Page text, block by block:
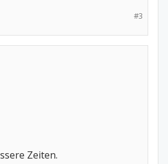
#3
Zeiten.